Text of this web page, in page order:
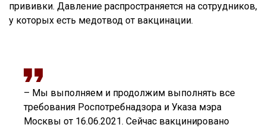
прививки. Давление распространяется на сотрудников,
у которых есть медотвод от вакцинации.
– Мы выполняем и продолжим выполнять все
требования Роспотребнадзора и Указа мэра
Москвы от 16.06.2021. Сейчас вакцинировано